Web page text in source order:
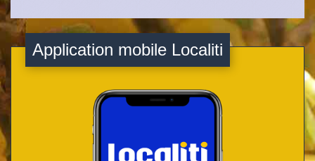
Application mobile Localiti